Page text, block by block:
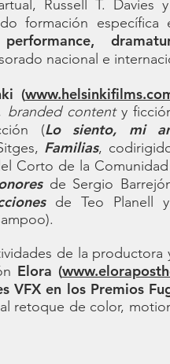
Russell T. Davies
formación específica
nacional e
(
branded contenty
(Lo siento, mi
Familias,
Corto de la
de Sergio
de Teo Planell y
de la productora
Elora (
VFX en los Premios
retoque de color,